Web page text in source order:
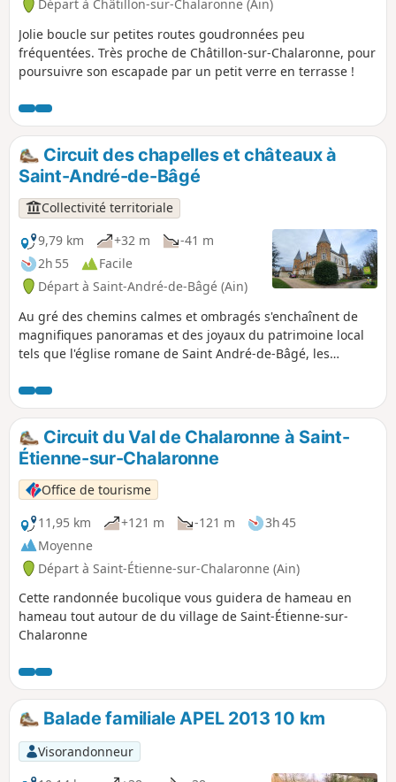
Départ à Châtillon-sur-Chalaronne (Ain)
Jolie boucle sur petites routes goudronnées peu
fréquentées. Très proche de Châtillon-sur-Chalaronne, pour
poursuivre son escapade par un petit verre en terrasse !
Circuit des chapelles et châteaux à
Saint-André-de-Bâgé
Collectivité territoriale
9,79 km
+32 m
-41 m
2h 55
Facile
Départ à Saint-André-de-Bâgé (Ain)
Au gré des chemins calmes et ombragés s'enchaînent de
magnifiques panoramas et des joyaux du patrimoine local
tels que l'église romane de Saint André-de-Bâgé, les
remparts de Bâgé-le-Châtel, la chapelle d'Aigrefeuille et de
belles demeures au détour des vallons.
Circuit du Val de Chalaronne à Saint-
Étienne-sur-Chalaronne
Office de tourisme
11,95 km
+121 m -121 m
3h 45
Moyenne
Départ à Saint-Étienne-sur-Chalaronne (Ain)
Cette randonnée bucolique vous guidera de hameau en
hameau tout autour de du village de Saint-Étienne-sur-
Chalaronne
Balade familiale APEL 2013 10 km
Visorandonneur